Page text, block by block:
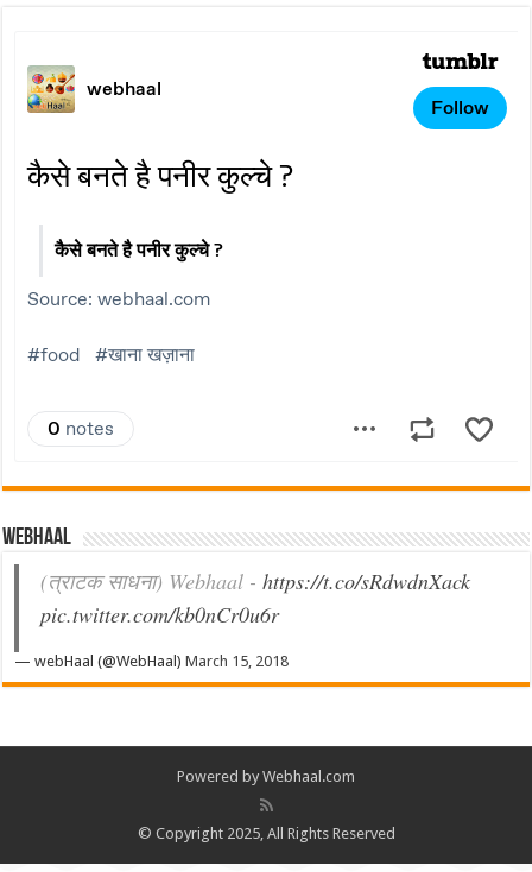
Webhaal
(त्राटक साधना) Webhaal -https://t.co/sRdwdnXack
pic.twitter.com/kb0nCr0u6r
— webHaal (@WebHaal)March 15, 2018
Powered by Webhaal.com
© Copyright 2025, All Rights Reserved